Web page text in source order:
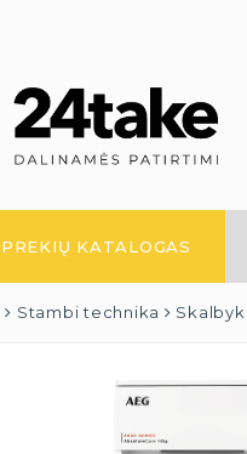
PREKIŲ KATALOGAS
Stambi technika